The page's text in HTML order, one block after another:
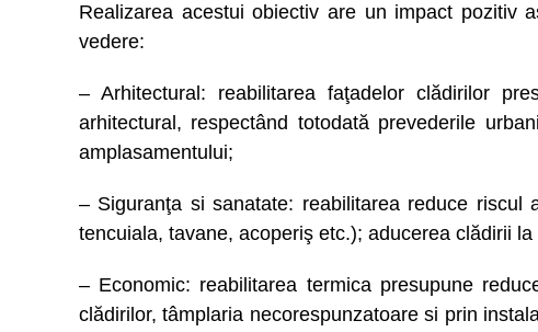
Realizarea acestui obiectiv are un impact pozitiv
vedere:
– Arhitectural: reabilitarea faţadelor clădirilor
arhitectural, respectând totodată prevederile
amplasamentului;
– Siguranţa si sanatate: reabilitarea reduce riscul
tencuiala, tavane, acoperiş etc.); aducerea clădirii
– Economic: reabilitarea termica presupune
clădirilor, tâmplaria necorespunzatoare si prin